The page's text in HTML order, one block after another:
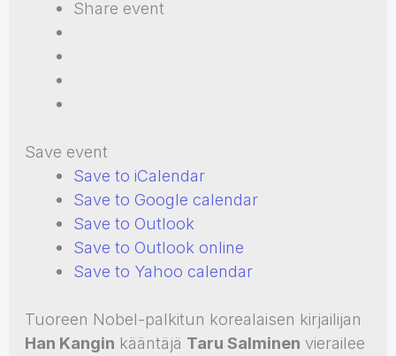
Share event
Save event
Save to iCalendar
Save to Google calendar
Save to Outlook
Save to Outlook online
Save to Yahoo calendar
Tuoreen Nobel-palkitun korealaisen kirjailijan
Han Kangin kääntäjä Taru Salminen vierailee